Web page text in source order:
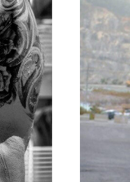
75000₽